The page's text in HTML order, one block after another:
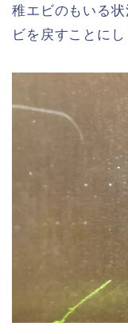
稚エビのもいる
ビを戻すことにし